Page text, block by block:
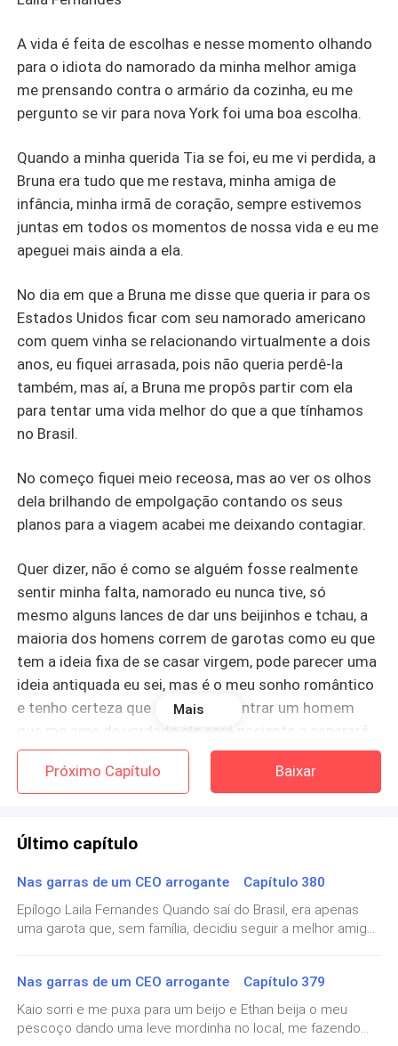
orgulho o impede de assumir o que sente. Pode o amor
vencer a arrogância? Laila não leva desaforo para casa,
Collin é obstinado e não aceita um não como resposta.
Uma combinação que tem tudo para dar errado, mas
quando os sentimentos vão além da superfície, é
A vida é feita de escolhas e nesse momento olhando
para o idiota do namorado da minha melhor amiga
me prensando contra o armário da cozinha, eu me
pergunto se vir para nova York foi uma boa escolha.
Quando a minha querida Tia se foi, eu me vi perdida, a
Bruna era tudo que me restava, minha amiga de
infância, minha irmã de coração, sempre estivemos
juntas em todos os momentos de nossa vida e eu me
apeguei mais ainda a ela.
No dia em que a Bruna me disse que queria ir para os
Estados Unidos ficar com seu namorado americano
com quem vinha se relacionando virtualmente a dois
anos, eu fiquei arrasada, pois não queria perdê-la
também, mas aí, a Bruna me propôs partir com ela
para tentar uma vida melhor do que a que tínhamos
no Brasil.
No começo fiquei meio receosa, mas ao ver os olhos
dela brilhando de empolgação contando os seus
planos para a viagem acabei me deixando contagiar.
Quer dizer, não é como se alguém fosse realmente
sentir minha falta, namorado eu nunca tive, só
mesmo alguns lances de dar uns beijinhos e tchau, a
maioria dos homens correm de garotas como eu que
tem a ideia fixa de se casar virgem, pode parecer uma
ideia antiquada eu sei, mas é o meu sonho romântico
e tenho certeza que quando encontrar um homem
que me ame de verdade ele será paciente e esperará
até depois do casamento, as amigas de verdade
também são poucas, sendo a Bruna a mais próxima
que tenho.
Apesar de conhecer muitas pessoas devido a minha
das garotas da nossa idade com quem convivíamos
não gostavam muito de mim, então sair do Brasil não
foi nada difícil de se fazer.
Quanto a minha família eu nunca conheci meus pais,
sempre foram minha tia e eu, meu pai morreu vítima
de uma bala perdida na favela onde morávamos e a
Mais
Próximo Capítulo Baixar
Último capítulo
Nas garras de um CEO arrogante Capítulo 380
Epílogo Laila Fernandes Quando saí do Brasil, era apenas
uma garota que, sem família, decidiu seguir a melhor amiga
Nunca imaginei que conheceria o amor da minha vida, um
homem
Nas garras de um CEO arrogante Capítulo 379
Kaio sorri e me puxa para um beijo e Ethan beija o meu
pescoço dando uma leve mordinha no local, me fazendo